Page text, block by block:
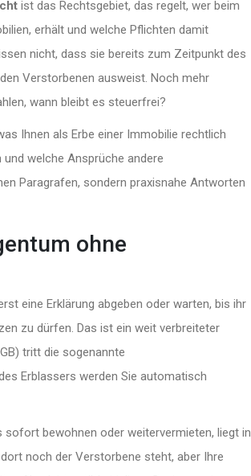
ist das Rechtsgebiet, das regelt, wer beim
erhält und welche Pflichten damit
nicht, dass sie bereits zum Zeitpunkt des
Verstorbenen ausweist. Noch mehr
wann bleibt es steuerfrei?
Ihnen als Erbe einer Immobilie rechtlich
welche Ansprüche andere
Paragrafen, sondern praxisnahe Antworten
ohne
eine Erklärung abgeben oder warten, bis ihr
zu dürfen. Das ist ein weit verbreiteter
tritt die sogenannte
Erblassers werden Sie automatisch
sofort bewohnen oder weitervermieten, liegt in
noch der Verstorbene steht, aber Ihre